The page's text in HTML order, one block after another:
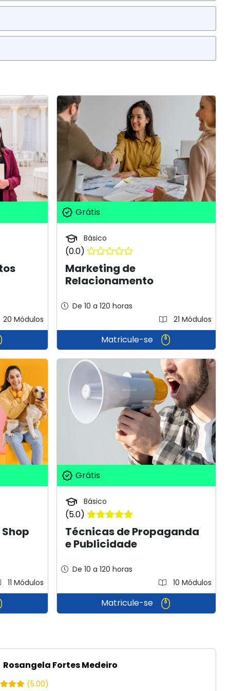
20 Módulos
Grátis
Básico
(0.0)
Marketing de
Relacionamento
De 10 a 120 horas
21 Módulos
Matricule-se
11 Módulos
Grátis
Básico
(5.0)
Técnicas de Propaganda
e Publicidade
De 10 a 120 horas
10 Módulos
Matricule-se
Rosangela Fortes Medeiro
(5.00)